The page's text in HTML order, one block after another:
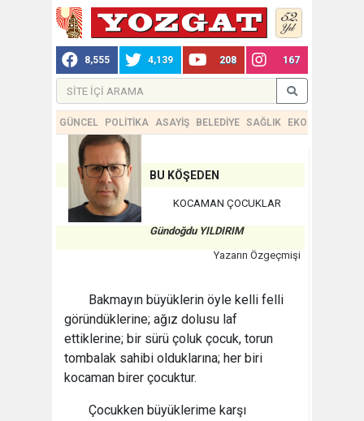
8,555 4,139 208 167
GÜNCEL POLİTİKA ASAYİŞ BELEDİYE SAĞLIK EKONOMİ
BU KÖŞEDEN
KOCAMAN ÇOCUKLAR
Gündoğdu YILDIRIM
Yazarın Özgeçmişi
Bakmayın büyüklerin öyle kelli felli
göründüklerine; ağız dolusu laf
ettiklerine; bir sürü çoluk çocuk, torun
tombalak sahibi olduklarına; her biri
kocaman birer çocuktur.
Çocukken büyüklerime karşı